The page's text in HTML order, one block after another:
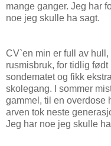
mange ganger. Jeg har
noe jeg skulle ha sagt.
CV`en min er full av
rusmisbruk, for tidlig
sondematet og fikk
skolegang. I sommer
gammel, til en overdose
arven tok neste
Jeg har noe jeg skulle